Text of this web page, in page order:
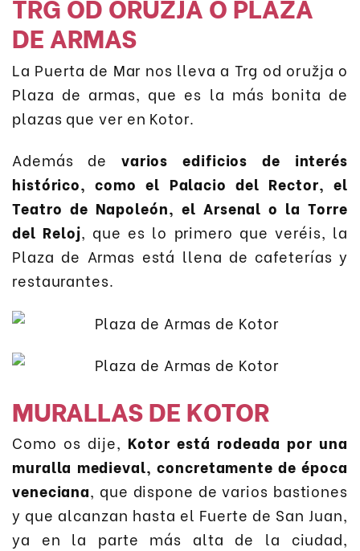
DE ARMAS
La Puerta de Mar nos lleva a Trg od oružja o
Plaza de armas, que es la más bonita de
plazas que ver en Kotor.
Además de varios edificios de interés
histórico, como el Palacio del Rector, el
Teatro de Napoleón, el Arsenal o la Torre
del Reloj, que es lo primero que veréis, la
Plaza de Armas está llena de cafeterías y
restaurantes.
MURALLAS DE KOTOR
Como os dije, Kotor está rodeada por una
muralla medieval, concretamente de época
veneciana, que dispone de varios bastiones
y que alcanzan hasta el Fuerte de San Juan,
ya en la parte más alta de la ciudad,